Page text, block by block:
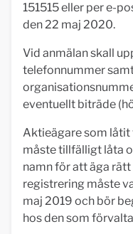
151515 eller per e-
den 22 maj 2020.
Vid anmälan skall
telefonnummer
eventuellt biträde
Aktieägare som
måste tillfälligt låta
namn för att äga
registrering måste
maj 2019 och bör
hos den som